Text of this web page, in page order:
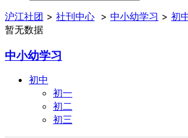
沪江社团 > 社刊中心 > 中小幼学习 > 初
暂无数据
中小幼学习
初中
初一
初二
初三